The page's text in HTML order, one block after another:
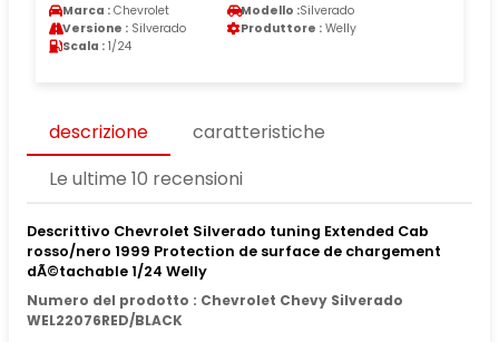
Marca : Chevrolet Modello :Silverado
Versione : Silverado Produttore : Welly
Scala : 1/24
descrizione
caratteristiche
Le ultime 10 recensioni
Descrittivo Chevrolet Silverado tuning Extended Cab
rosso/nero 1999 Protection de surface de chargement
dÃ©tachable 1/24 Welly
Numero del prodotto : Chevrolet Chevy Silverado
WEL22076RED/BLACK